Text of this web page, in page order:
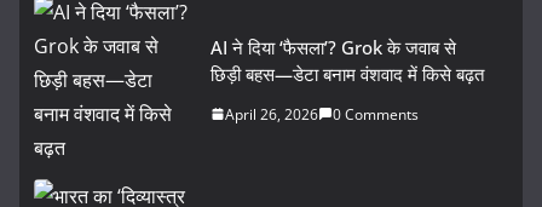
AI ने दिया ‘फैसला’? Grok के जवाब से
छिड़ी बहस—डेटा बनाम वंशवाद में किसे बढ़त
April 26, 2026 0 Comments